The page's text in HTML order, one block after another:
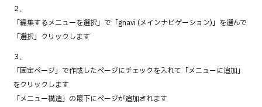
o
o
k
２．
「編集するメニューを選択」で「gnavi (メインナビゲーション)」を選んで
「選択」クリックします
３．
「固定ページ」で作成したページにチェックを入れて「メニューに追加」
をクリックします
→「メニュー構造」の最下にページが追加されます